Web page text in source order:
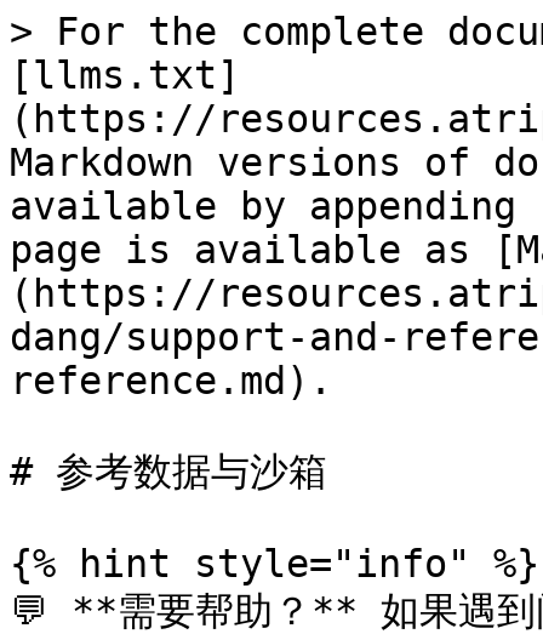
> For the complete
[llms.txt]
(https://
Markdown versions of
available by
page is available as
(https://
dang/support-and-
reference.md).
# 参考数据与沙箱
{% hint style="info" %}
💬 **需要帮助？** 如果遇到